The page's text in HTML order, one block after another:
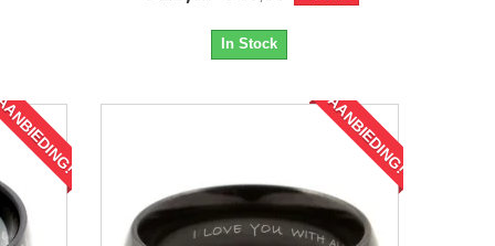
In Stock
AANBIEDING!